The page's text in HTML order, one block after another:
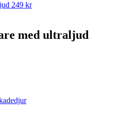
249 kr
med ultraljud